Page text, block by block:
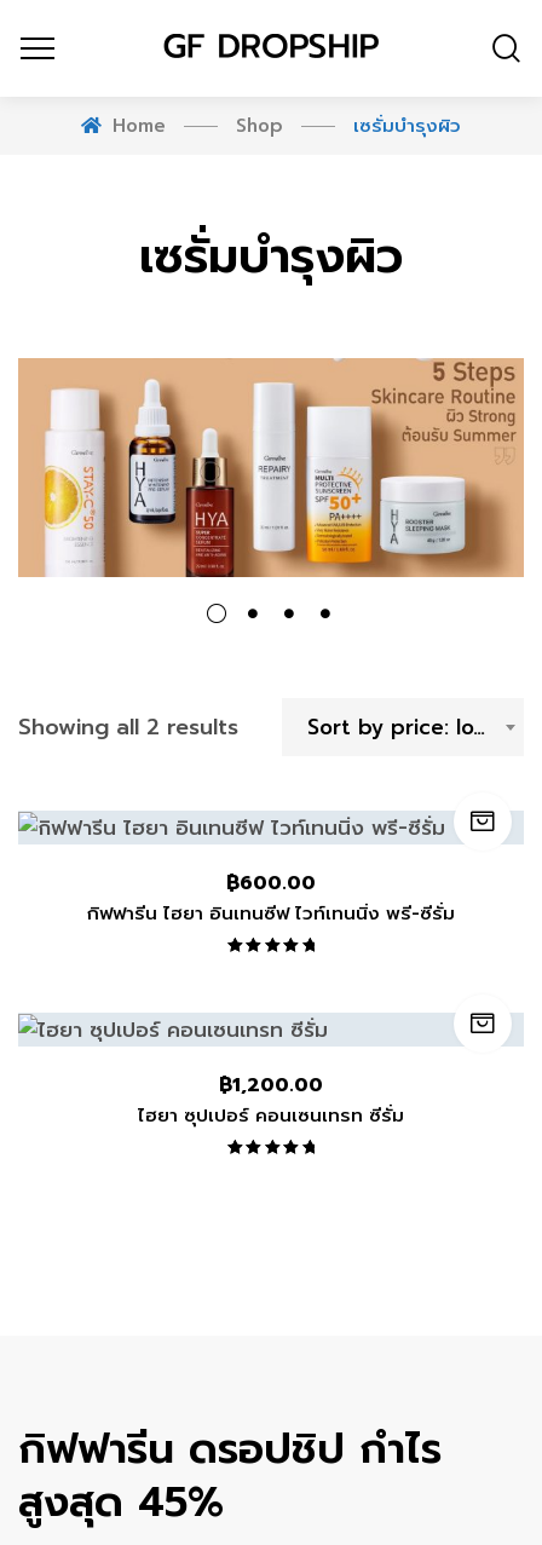
Home Shop เซรั่มบำรุงผิว
เซรั่มบำรุงผิว
Showing all 2 results Sort by price: low to high
฿600.00
กิฟฟารีน ไฮยา อินเทนซีฟ ไวท์เทนนิ่ง พรี-ซีรั่ม
฿1,200.00
ไฮยา ซุปเปอร์ คอนเซนเทรท ซีรั่ม
กิฟฟารีน ดรอปชิป กำไร
สูงสุด 45%